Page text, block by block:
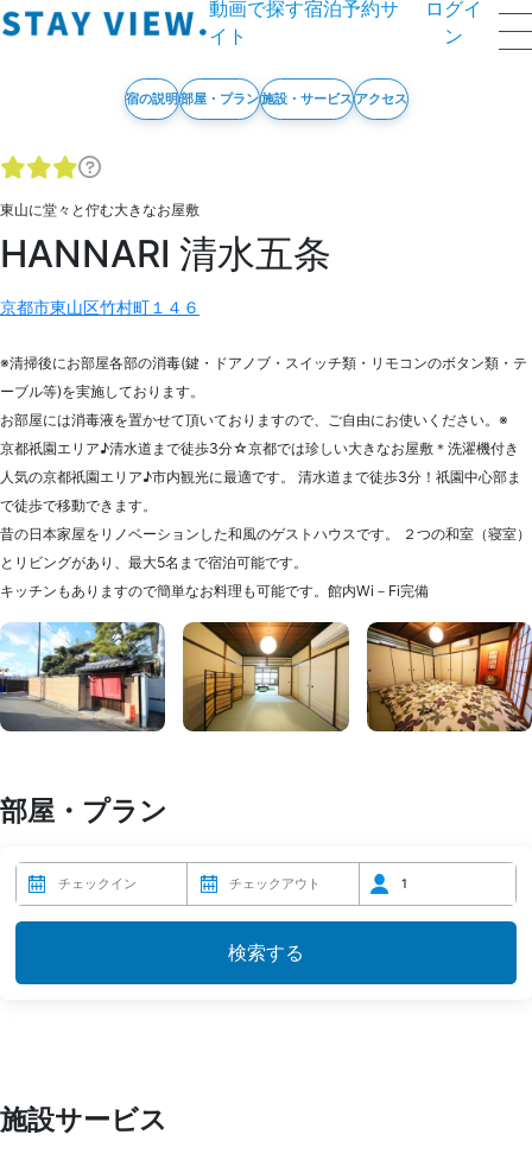
動画で探す宿泊予約サ
イト
ログイ
ン
宿の説明部屋・プラン施設・サービスアクセス
東山に堂々と佇む大きなお屋敷
HANNARI 清水五条
京都市東山区竹村町１４６
※清掃後にお部屋各部の消毒(鍵・ドアノブ・スイッチ類・リモコンのボタン類・テ
ーブル等)を実施しております。
お部屋には消毒液を置かせて頂いておりますので、ご自由にお使いください。※
京都祇園エリア♪清水道まで徒歩3分☆京都では珍しい大きなお屋敷＊洗濯機付き
人気の京都祇園エリア♪市内観光に最適です。 清水道まで徒歩3分！祇園中心部ま
で徒歩で移動できます。
昔の日本家屋をリノベーションした和風のゲストハウスです。 ２つの和室（寝室）
とリビングがあり、最大5名まで宿泊可能です。
キッチンもありますので簡単なお料理も可能です。館内Wi－Fi完備
部屋・プラン
検索する
施設サービス